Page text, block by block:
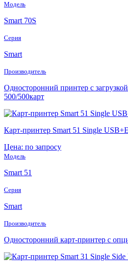
Модель
Smart 70S
Серия
Smart
Производитель
Односторонний принтер с
500/500карт
Карт-принтер Smart 51 Single
Цена: по запросу
Модель
Smart 51
Серия
Smart
Производитель
Односторонний карт-принтер с